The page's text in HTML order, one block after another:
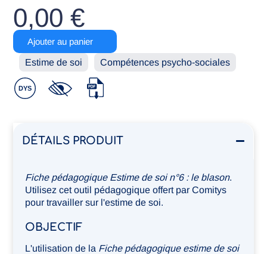
0,00 €
quantité
de
Fiche
-
Le
Ajouter au panier
Compétences psycho-sociales
Estime de soi
DÉTAILS PRODUIT
Fiche pédagogique Estime de soi n°6 : le blason.
Utilisez cet outil pédagogique offert par Comitys
pour travailler sur l'estime de soi.
OBJECTIF
L'utilisation de la Fiche pédagogique estime de soi